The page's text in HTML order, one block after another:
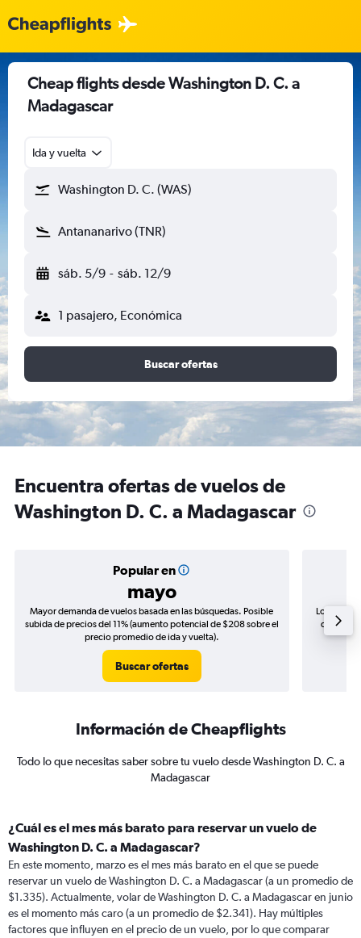
Cheap flights desde Washington D. C. a
Madagascar
Ida y vuelta
Washington D. C. (WAS)
Antananarivo (TNR)
sáb. 5/9 - sáb. 12/9
1 pasajero, Económica
Buscar ofertas
Encuentra ofertas de vuelos de
Washington D. C. a Madagascar
Popular en
mayo
Mayor demanda de vuelos basada en las búsquedas. Posible
subida de precios del 11% (aumento potencial de $208 sobre el
precio promedio de ida y vuelta).
Buscar ofertas
Los
de
Información de Cheapflights
Todo lo que necesitas saber sobre tu vuelo desde Washington D. C. a
Madagascar
¿Cuál es el mes más barato para reservar un vuelo de
Washington D. C. a Madagascar?
En este momento, marzo es el mes más barato en el que se puede
reservar un vuelo de Washington D. C. a Madagascar (a un promedio de
$1.335). Actualmente, volar de Washington D. C. a Madagascar en junio
es el momento más caro (a un promedio de $2.341). Hay múltiples
factores que influyen en el precio de un vuelo, por lo que comparar